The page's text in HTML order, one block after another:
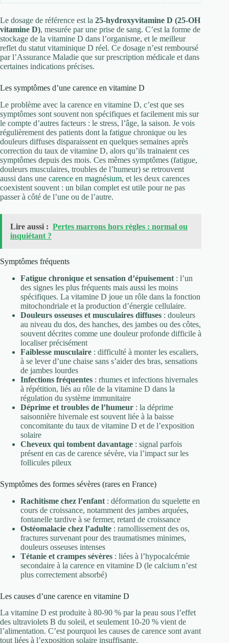
Le dosage de référence est la 25-hydroxyvitamine D (25-OH
vitamine D), mesurée par une prise de sang. C’est la forme de
stockage de la vitamine D dans l’organisme, et le meilleur
reflet du statut vitaminique D réel. Ce dosage n’est remboursé
par l’Assurance Maladie que sur prescription médicale et dans
certaines indications précises.
Les symptômes d’une carence en vitamine D
Le problème avec la carence en vitamine D, c’est que ses
symptômes sont souvent non spécifiques et facilement mis sur
le compte d’autres facteurs : le stress, l’âge, la saison. Je vois
régulièrement des patients dont la fatigue chronique ou les
douleurs diffuses disparaissent en quelques semaines après
correction du taux de vitamine D, alors qu’ils trainaient ces
symptômes depuis des mois. Ces mêmes symptômes (fatigue,
douleurs musculaires, troubles de l’humeur) se retrouvent
aussi dans une carence en magnésium, et les deux carences
coexistent souvent : un bilan complet est utile pour ne pas
passer à côté de l’une ou de l’autre.
Lire aussi : Pertes marrons hors règles : normal ou
inquiétant ?
Symptômes fréquents
Fatigue chronique et sensation d’épuisement : l’un
des signes les plus fréquents mais aussi les moins
spécifiques. La vitamine D joue un rôle dans la fonction
mitochondriale et la production d’énergie cellulaire.
Douleurs osseuses et musculaires diffuses : douleurs
au niveau du dos, des hanches, des jambes ou des côtes,
souvent décrites comme une douleur profonde difficile à
localiser précisément
Faiblesse musculaire : difficulté à monter les escaliers,
à se lever d’une chaise sans s’aider des bras, sensations
de jambes lourdes
Infections fréquentes : rhumes et infections hivernales
à répétition, liés au rôle de la vitamine D dans la
régulation du système immunitaire
Déprime et troubles de l’humeur : la déprime
saisonnière hivernale est souvent liée à la baisse
concomitante du taux de vitamine D et de l’exposition
solaire
Cheveux qui tombent davantage : signal parfois
présent en cas de carence sévère, via l’impact sur les
follicules pileux
Symptômes des formes sévères (rares en France)
Rachitisme chez l’enfant : déformation du squelette en
cours de croissance, notamment des jambes arquées,
fontanelle tardive à se fermer, retard de croissance
Ostéomalacie chez l’adulte : ramollissement des os,
fractures survenant pour des traumatismes minimes,
douleurs osseuses intenses
Tétanie et crampes sévères : liées à l’hypocalcémie
secondaire à la carence en vitamine D (le calcium n’est
plus correctement absorbé)
Les causes d’une carence en vitamine D
La vitamine D est produite à 80-90 % par la peau sous l’effet
des ultraviolets B du soleil, et seulement 10-20 % vient de
l’alimentation. C’est pourquoi les causes de carence sont avant
tout liées à l’exposition solaire insuffisante.